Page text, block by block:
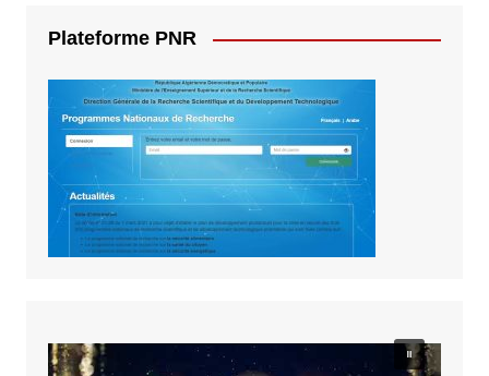
Plateforme PNR